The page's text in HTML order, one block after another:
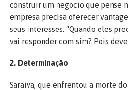
construir um negócio que pense
empresa precisa oferecer
seus interesses. “Quando eles
vai responder com sim? Pois
2. Determinação
Saraiva, que enfrentou a morte